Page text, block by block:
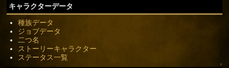
キャラクターデータ
種族データ
ジョブデータ
二つ名
ストーリーキャラクター
ステータス一覧
↑